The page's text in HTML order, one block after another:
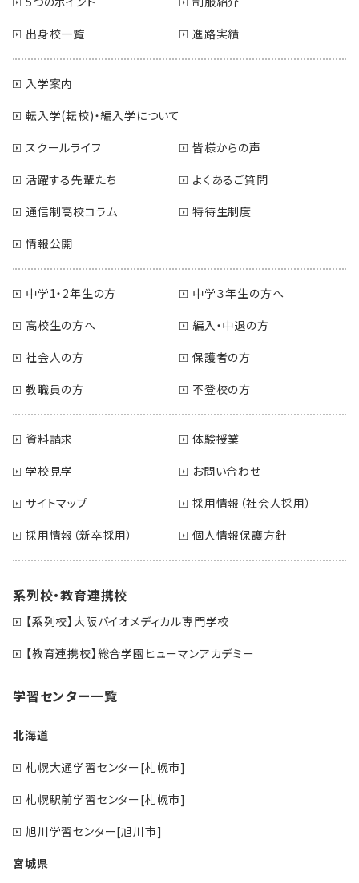
出身校一覧
進路実績
入学案内
転入学(転校)・編入学について
スクールライフ
皆様からの声
活躍する先輩たち
よくあるご質問
通信制高校コラム
特待生制度
情報公開
中学1・2年生の方
中学３年生の方へ
高校生の方へ
編入・中退の方
社会人の方
保護者の方
教職員の方
不登校の方
資料請求
体験授業
学校見学
お問い合わせ
サイトマップ
採用情報（社会人採用）
採用情報（新卒採用）
個人情報保護方針
系列校・教育連携校
【系列校】大阪バイオメディカル専門学校
【教育連携校】総合学園ヒューマンアカデミー
学習センター一覧
北海道
札幌大通学習センター[札幌市]
札幌駅前学習センター[札幌市]
旭川学習センター[旭川市]
宮城県